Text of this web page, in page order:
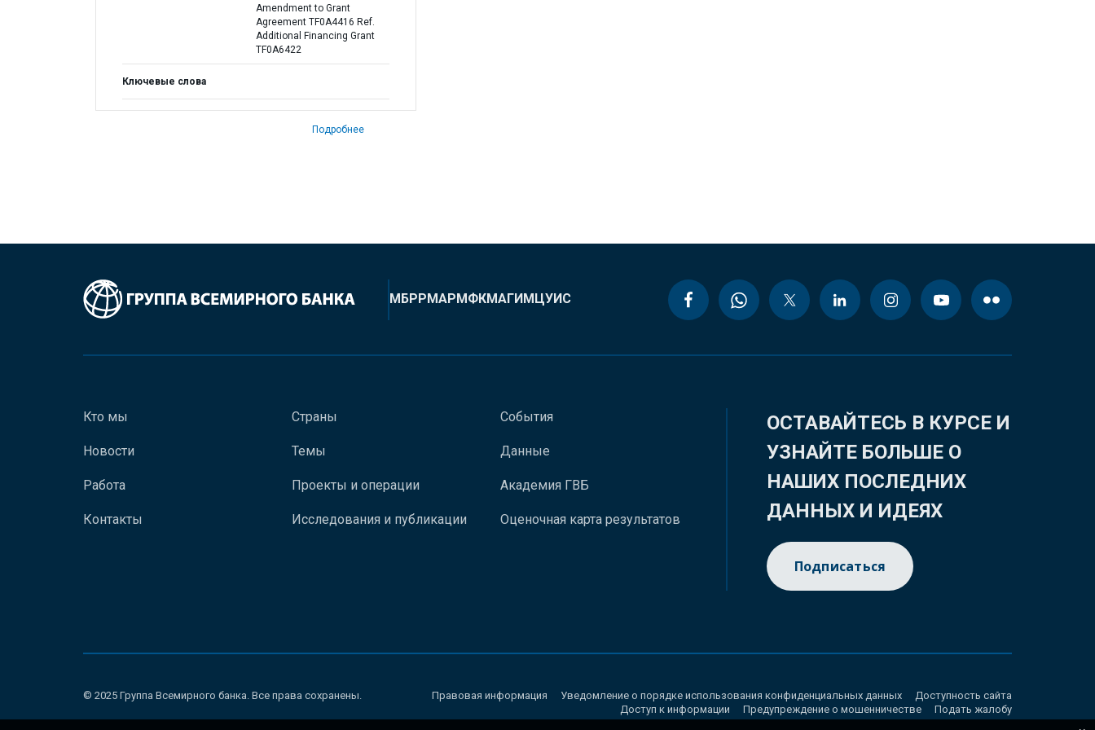
Amendment to Grant
Agreement TF0A4416 Ref.
Additional Financing Grant
TF0A6422
Ключевые слова
Подробнее
МБРРМАРМФКМАГИМЦУИС
Кто мы
Новости
Работа
Контакты
Страны
Темы
Проекты и операции
Исследования и публикации
События
Данные
Академия ГВБ
Оценочная карта результатов
ОСТАВАЙТЕСЬ В КУРСЕ И
УЗНАЙТЕ БОЛЬШЕ О
НАШИХ ПОСЛЕДНИХ
ДАННЫХ И ИДЕЯХ
Подписаться
© 2025 Группа Всемирного банка. Все права сохранены. Правовая информация Уведомление о порядке использования конфиденциальных данных
Доступность сайта
Доступ к информации
Предупреждение о мошенничестве Подать жалобу